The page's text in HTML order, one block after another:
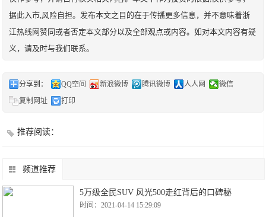
据此入市,风险自担。发布本文之目的在于传播更多信息，并不意味着浙
江热线网赞同或者否定本文部分以及全部观点或内容。如对本文内容有疑
义，请及时与我们联系。
分享到： QQ空间 新浪微博 腾讯微博 人人网
微信
复制网址
打印
推荐阅读：
频道推荐
5万级全民SUV 风光500走红背后的口碑秘
时间：2021-04-14 15:29:09